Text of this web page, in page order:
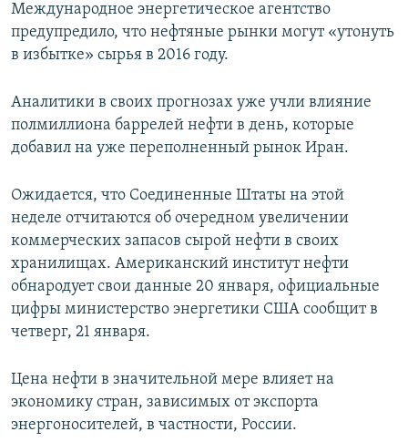
Международное энергетическое агентство
предупредило, что нефтяные рынки могут «утонуть
в избытке» сырья в 2016 году.
Аналитики в своих прогнозах уже учли влияние
полмиллиона баррелей нефти в день, которые
добавил на уже переполненный рынок Иран.
Ожидается, что Соединенные Штаты на этой
неделе отчитаются об очередном увеличении
коммерческих запасов сырой нефти в своих
хранилищах. Американский институт нефти
обнародует свои данные 20 января, официальные
цифры министерство энергетики США сообщит в
четверг, 21 января.
Цена нефти в значительной мере влияет на
экономику стран, зависимых от экспорта
энергоносителей, в частности, России.